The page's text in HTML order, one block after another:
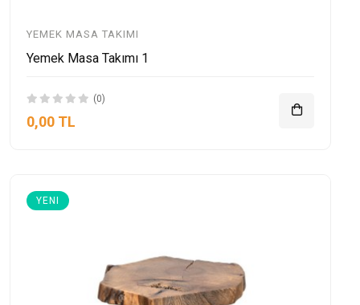
YEMEK MASA TAKIMI
Yemek Masa Takımı 1
(0)
0,00 TL
YENI